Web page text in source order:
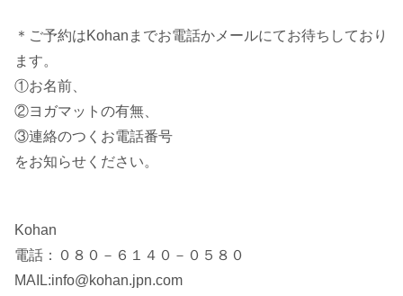
＊ご予約はKohanまでお電話かメールにてお待ちしており
ます。
①お名前、
②ヨガマットの有無、
③連絡のつくお電話番号
をお知らせください。
Kohan
電話：０８０－６１４０－０５８０
MAIL:info@kohan.jpn.com